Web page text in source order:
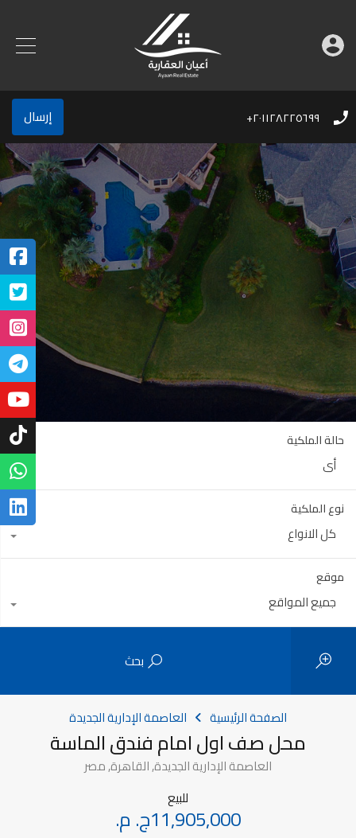
٢٠١١٢٨٢٢٥٦٩٩+ إرسال
حالة الملكية
أي
نوع الملكية
كل الانواع
موقع
جميع المواقع
بحث
الصفحة الرئيسية العاصمة الإدارية الجديدة
محل صف اول امام فندق الماسة
العاصمة الإدارية الجديدة, القاهرة, مصر
للبيع
11,905,000ج. م.